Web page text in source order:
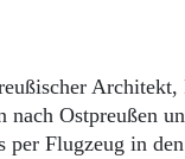
Architekt,
Ostpreußen
Flugzeug in